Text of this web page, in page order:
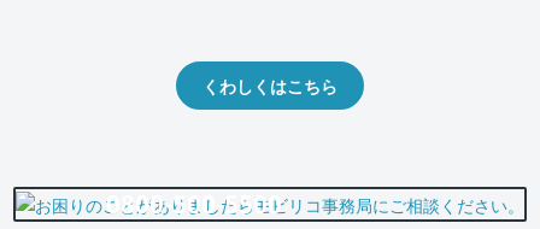
くわしくはこちら
0800-500-5500